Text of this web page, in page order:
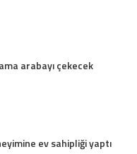
arabayı çekecek
ev sahipliği yaptı